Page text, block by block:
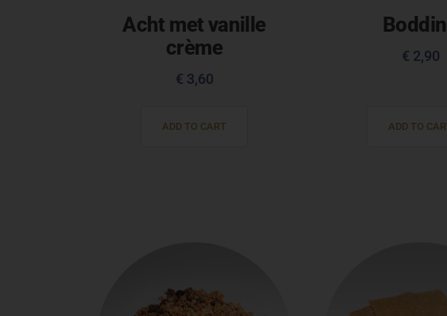
Acht met vanille
crème
€ 3,60
ADD TO CART
€ 2,90
ADD TO